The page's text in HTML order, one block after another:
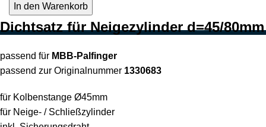
In den Warenkorb
Dichtsatz für Neigezylinder d=45/80mm
passend für MBB-Palfinger
passend zur Originalnummer 1330683
für Kolbenstange Ø45mm
für Neige- / Schließzylinder